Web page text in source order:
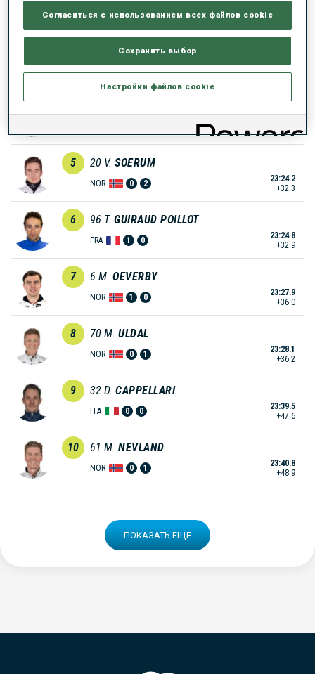
NOR 1 1
FREY
23:08.6
+16.7
+25.5
5 20 V. SOERUM
NOR 0 2
23:24.2
+32.3
6 96 T. GUIRAUD POILLOT
FRA 1 0
23:24.8
+32.9
7 6 M. OEVERBY
NOR 1 0
23:27.9
+36.0
8 70 M. ULDAL
NOR 0 1
23:28.1
+36.2
9 32 D. CAPPELLARI
ITA 0 0
23:39.5
+47.6
10 61 M. NEVLAND
NOR 0 1
23:40.8
+48.9
ПОКАЗАТЬ ЕЩЁ
Согласиться с использованием всех файлов cookie
Сохранить выбор
Настройки файлов cookie